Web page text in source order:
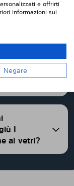
I
ai vetri?
e offrirti
informazioni sui
Negare